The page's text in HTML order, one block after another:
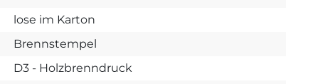
lose im Karton
Brennstempel
D3 - Holzbrenndruck